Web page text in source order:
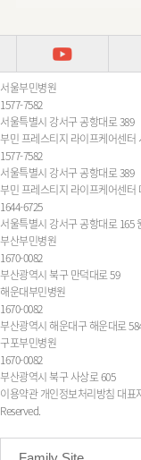
서울부민병원
1577-7582
서울특별시 강서구 공항대로 389
부민 프레스티지 라이프케어센터
1577-7582
서울특별시 강서구 공항대로 389
부민 프레스티지 라이프케어센터
1644-6725
서울특별시 강서구 공항대로 165
부산부민병원
1670-0082
부산광역시 북구 만덕대로 59
해운대부민병원
1670-0082
부산광역시 해운대구 해운대로
구포부민병원
1670-0082
부산광역시 북구 사상로 605
이용약관 개인정보처리방침 대표
Reserved.